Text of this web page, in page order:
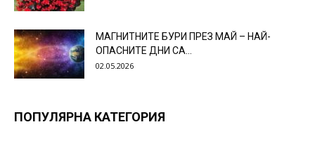
МАГНИТНИТЕ БУРИ ПРЕЗ МАЙ – НАЙ-
ОПАСНИТЕ ДНИ СА…
02.05.2026
ПОПУЛЯРНА КАТЕГОРИЯ